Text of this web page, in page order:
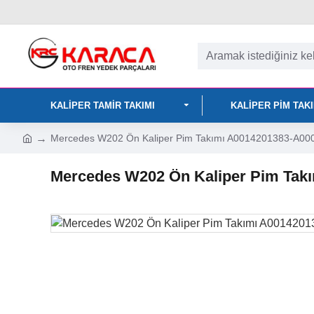
KALIPER TAMIR TAKIMI KALIPER PIM
Mercedes W202 Ön Kaliper Pim Takımı A0014201383-
Mercedes W202 Ön Kaliper Pim